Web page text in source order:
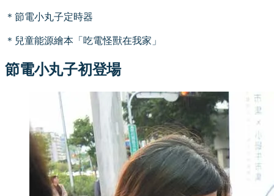
＊節電小丸子定時器
＊兒童能源繪本「吃電怪獸在我家」
節電小丸子初登場